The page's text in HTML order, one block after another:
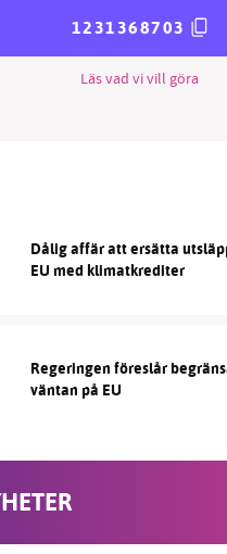
1231368703
Läs vad vi vill göra
Dålig affär att ersätta
EU med klimatkrediter
Regeringen föreslår
väntan på EU